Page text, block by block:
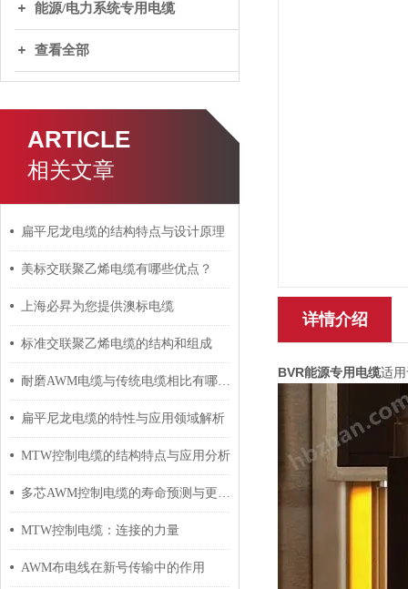
能源/电力系统专用电缆
查看全部
ARTICLE
相关文章
扁平尼龙电缆的结构特点与设计原理
美标交联聚乙烯电缆有哪些优点？
上海必昇为您提供澳标电缆
标准交联聚乙烯电缆的结构和组成
耐磨AWM电缆与传统电缆相比有哪些优势？
扁平尼龙电缆的特性与应用领域解析
MTW控制电缆的结构特点与应用分析
多芯AWM控制电缆的寿命预测与更换周期
MTW控制电缆：连接的力量
AWM布电线在新号传输中的作用
详情介绍
BVR能源专用电缆适